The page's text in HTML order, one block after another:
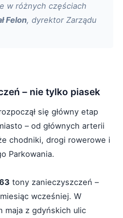
w różnych częściach
Felon, dyrektor Zarządu
– nie tylko piasek
się główny etap
– od głównych arterii
chodniki, drogi rowerowe i
Parkowania.
tony zanieczyszczeń –
wcześniej. W
maja z gdyńskich ulic